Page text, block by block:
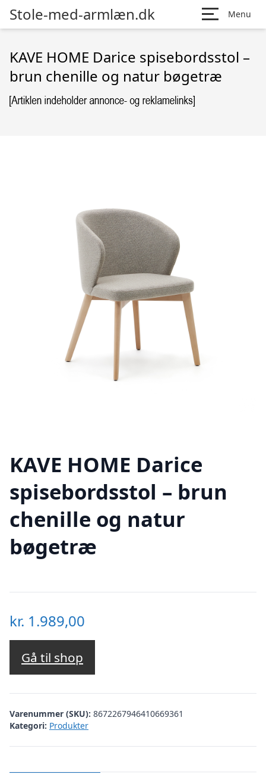
Stole-med-armlæn.dk Menu
KAVE HOME Darice spisebordsstol –
brun chenille og natur bøgetræ
KAVE HOME Darice
spisebordsstol – brun
chenille og natur
bøgetræ
kr. 1.989,00
Gå til shop
Varenummer (SKU): 8672267946410669361
Kategori: Produkter